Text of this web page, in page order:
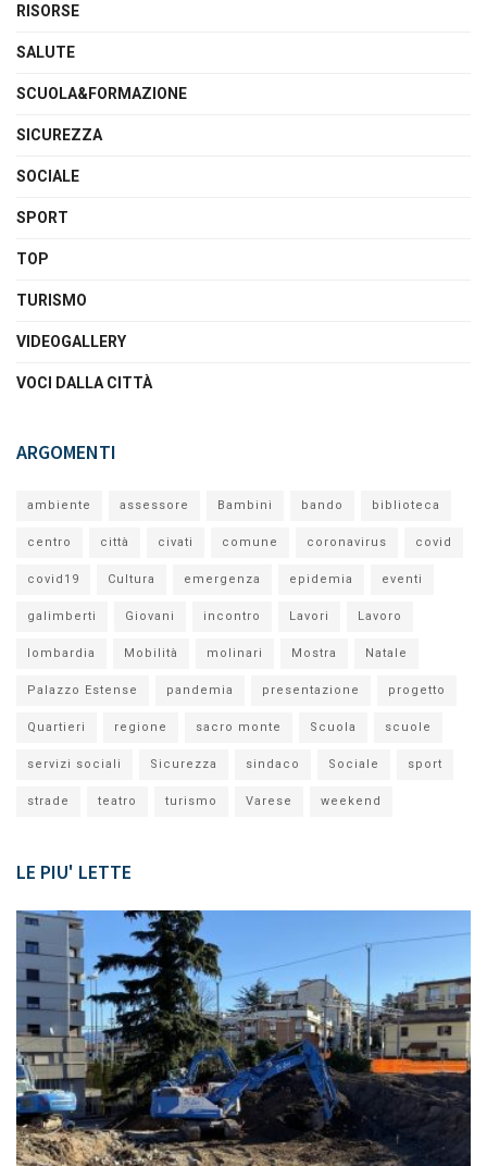
RISORSE
SALUTE
SCUOLA&FORMAZIONE
SICUREZZA
SOCIALE
SPORT
TOP
TURISMO
VIDEOGALLERY
VOCI DALLA CITTÀ
ARGOMENTI
ambiente assessore Bambini bando biblioteca
centro città civati comune coronavirus covid
covid19 Cultura emergenza epidemia eventi
galimberti Giovani incontro Lavori Lavoro
lombardia Mobilità molinari Mostra Natale
Palazzo Estense pandemia presentazione progetto
Quartieri regione sacro monte Scuola scuole
servizi sociali Sicurezza sindaco Sociale sport
strade teatro turismo Varese weekend
LE PIU' LETTE